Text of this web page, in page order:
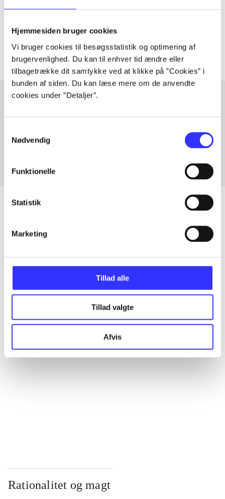
Hjemmesiden bruger cookies
Vi bruger cookies til besøgsstatistik og optimering af
brugervenlighed. Du kan til enhver tid ændre eller
tilbagetrække dit samtykke ved at klikke på ”Cookies” i
bunden af siden. Du kan læse mere om de anvendte
cookies under ”Detaljer”.
Nødvendig
Funktionelle
Statistik
Marketing
Tillad alle
Tillad valgte
Afvis
Artiklerne i handler ofte om
Fra
Artikler
Rationalitet og magt